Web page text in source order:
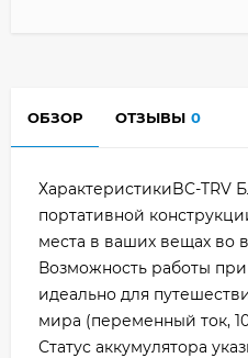
ОБЗОР ОТЗЫВЫ 0
ХарактеристикиBC-TRV
портативной
места в ваших вещах во
Возможность работы
идеально для
мира (переменный ток,
Статус аккумулятора